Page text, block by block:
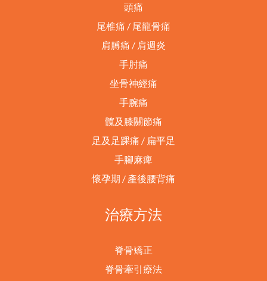
頭痛
尾椎痛 / 尾龍骨痛
肩膊痛 / 肩週炎
手肘痛
坐骨神經痛
手腕痛
髖及膝關節痛
足及足踝痛 / 扁平足
手腳麻痺
懷孕期 / 產後腰背痛
治療方法
脊骨矯正
脊骨牽引療法